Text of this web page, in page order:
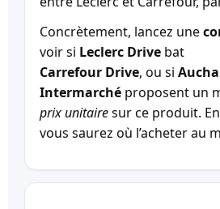
Concrètement, lancez une
voir si Leclerc Drive bat
Carrefour Drive, ou si
Intermarché proposent un
prix unitairesur ce produit.
vous saurez où l’acheter au